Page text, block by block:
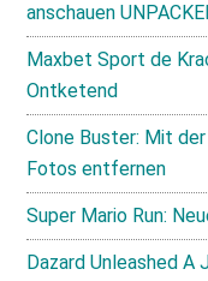
anschauen
Maxbet Sport de
Ontketend
Clone Buster: Mit
Fotos entfernen
Super Mario Run:
Dazard Unleashed A